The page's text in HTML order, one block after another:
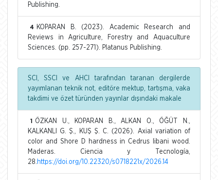
Publishing.
4
KOPARAN B. (2023). Academic Research and
Reviews in Agriculture, Forestry and Aquaculture
Sciences. (pp. 257-271). Platanus Publishing.
SCI, SSCI ve AHCI tarafından taranan dergilerde
yayımlanan teknik not, editöre mektup, tartışma, vaka
takdimi ve özet türünden yayınlar dışındaki makale
1
ÖZKAN U., KOPARAN B., ALKAN O., ÖĞÜT N.,
KALKANLI G. Ş., KUŞ Ş. C. (2026). Axial variation of
color and Shore D hardness in Cedrus libani wood.
Maderas. Ciencia y Tecnología,
28. https://doi.org/10.22320/s0718221x/2026.14